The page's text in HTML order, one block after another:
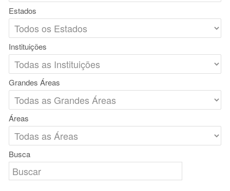
Estados
Instituições
Grandes Áreas
Áreas
Busca